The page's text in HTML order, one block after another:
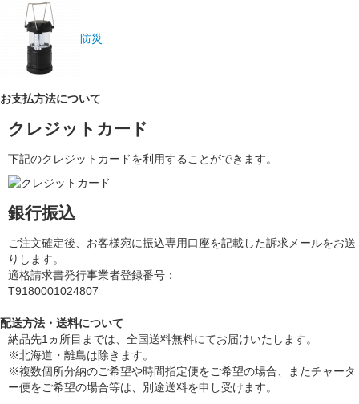
防災
お支払方法について
クレジットカード
下記のクレジットカードを利用することができます。
銀行振込
ご注文確定後、お客様宛に振込専用口座を記載した訴求メールをお送
りします。
適格請求書発行事業者登録番号：
T9180001024807
配送方法・送料について
納品先1ヵ所目までは、全国送料無料にてお届けいたします。
※北海道・離島は除きます。
※複数個所分納のご希望や時間指定便をご希望の場合、またチャータ
ー便をご希望の場合等は、別途送料を申し受けます。